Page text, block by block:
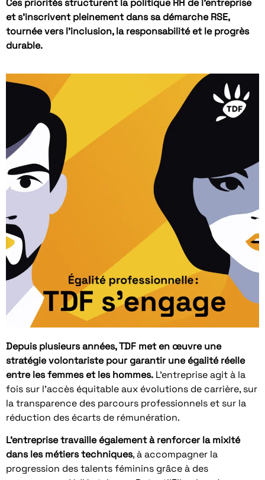
Ces priorités structurent la politique RH de l’entreprise
et s’inscrivent pleinement dans sa démarche RSE,
tournée vers l’inclusion, la responsabilité et le progrès
durable.
Depuis plusieurs années, TDF met en œuvre une
stratégie volontariste pour garantir une égalité réelle
entre les femmes et les hommes. L’entreprise agit à la
fois sur l’accès équitable aux évolutions de carrière, sur
la transparence des parcours professionnels et sur la
réduction des écarts de rémunération.
L’entreprise travaille également à renforcer la mixité
dans les métiers techniques, à accompagner la
progression des talents féminins grâce à des